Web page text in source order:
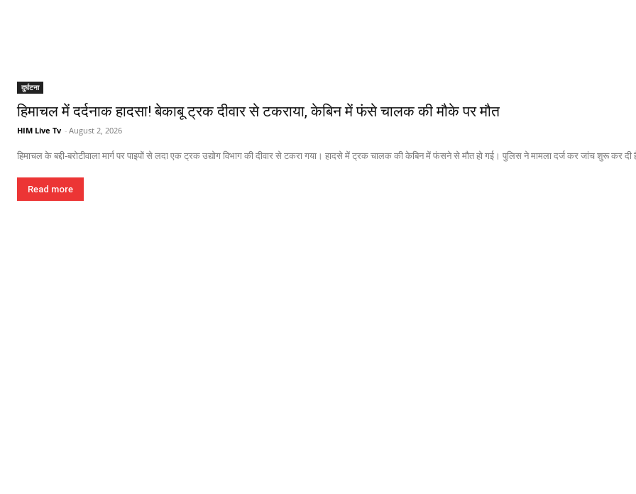
दुर्घटना
हिमाचल में दर्दनाक हादसा! बेकाबू ट्रक दीवार से टकराया, केबिन में फंसे चालक की मौके पर मौत
HIM Live Tv - August 2, 2026
हिमाचल के बद्दी-बरोटीवाला मार्ग पर पाइपों से लदा एक ट्रक उद्योग विभाग की दीवार से टकरा गया। हादसे में ट्रक चालक की केबिन में फंसने से मौत हो गई। पुलिस ने मामला दर्ज कर जांच शुरू कर दी
Read more